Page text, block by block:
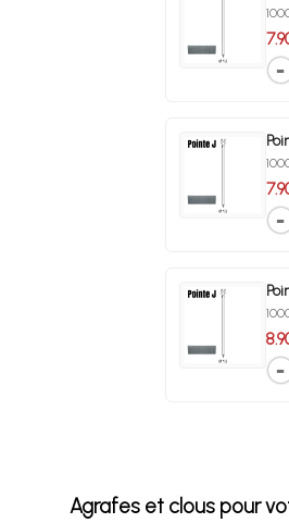
Agrafes et clous pour